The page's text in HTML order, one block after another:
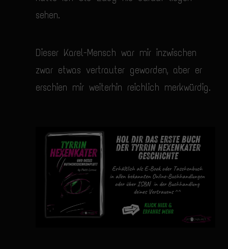
sehen.
Dieser Karel-Mensch war mir inzwischen
zwar etwas vertrauter geworden, aber er
erschien mir weiterhin reichlich merkwürdig.